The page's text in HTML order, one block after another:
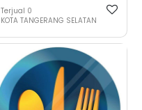
Terjual 0
KOTA TANGERANG SELATAN